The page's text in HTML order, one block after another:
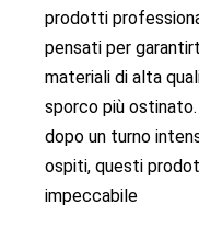
prodotti
pensati per
materiali di alta
sporco più
dopo un turno
ospiti, questi
impeccabile